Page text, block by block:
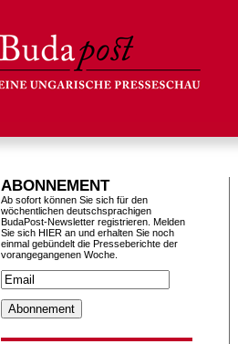
ABONNEMENT
Ab sofort können Sie sich für den
wöchentlichen deutschsprachigen
BudaPost-Newsletter registrieren. Melden
Sie sich HIER an und erhalten Sie noch
einmal gebündelt die Presseberichte der
vorangegangenen Woche.